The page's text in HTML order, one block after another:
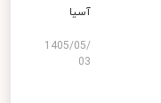
آسیا
1405/05/
03